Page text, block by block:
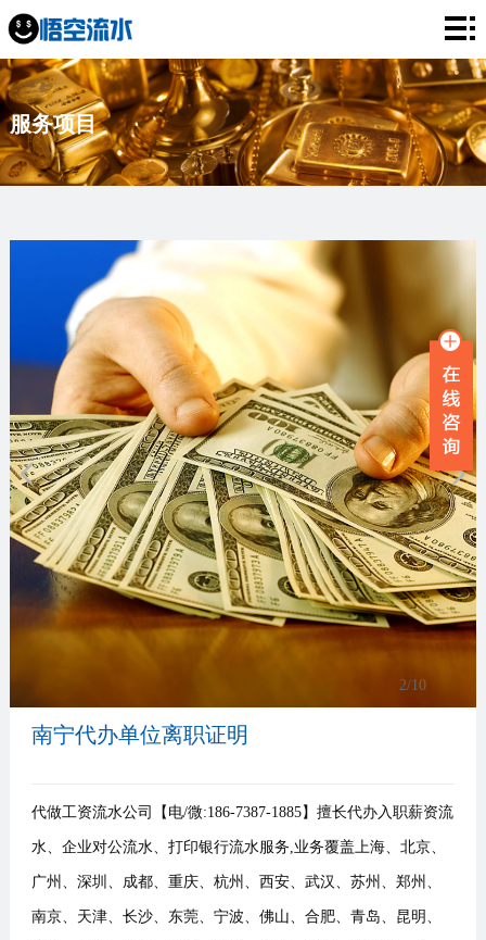
网
站
首
页
银
行
流
工
资
薪
水
目
资
讯
牌
故
事
联
系
我
服务项目
2/10
南宁代办单位离职证明
代做工资流水公司【电/微:186-7387-1885】擅长代办入职薪资流
水、企业对公流水、打印银行流水服务,业务覆盖上海、北京、
广州、深圳、成都、重庆、杭州、西安、武汉、苏州、郑州、
南京、天津、长沙、东莞、宁波、佛山、合肥、青岛、昆明、